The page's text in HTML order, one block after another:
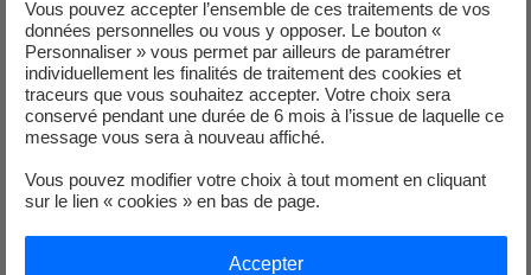
mesures/solutions adaptées ne sont pas mises en place.
Les rapaces par exemple ont parfois du mal à distinguer
les pales des éoliennes. Quelles sont alors les solutions
mises en place parEDFpour préserver labiodiversité ?
Vous pouvez accepter l’ensemble de ces traitements de vos
données personnelles ou vous y opposer. Le bouton «
Personnaliser » vous permet par ailleurs de paramétrer
individuellement les finalités de traitement des cookies et
traceurs que vous souhaitez accepter. Votre choix sera
conservé pendant une durée de 6 mois à l’issue de laquelle ce
message vous sera à nouveau affiché.
Vous pouvez modifier votre choix à tout moment en cliquant
sur le lien « cookies » en bas de page.
Accepter